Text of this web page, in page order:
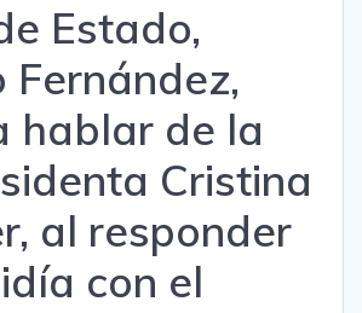
Estado,
hablar de la
Cristina
al responder
con el